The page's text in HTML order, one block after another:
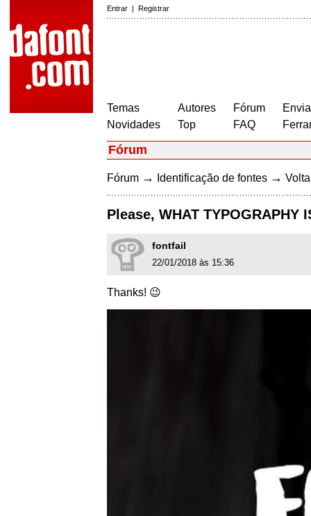
Entrar | Registrar
Temas
Novidades
Autores
Top
Fórum
FAQ
Fórum
Fórum → Identificação de fontes →
Please, WHAT TYPOGRAPHY
fontfail
22/01/2018 às 15:36
Thanks! 😉